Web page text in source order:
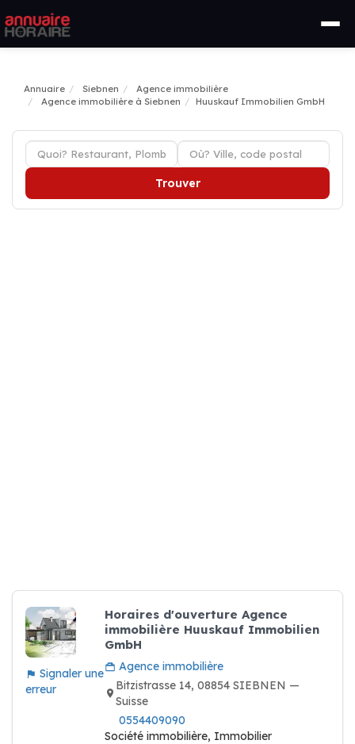
Annuaire Siebnen
Agence immobilière
Agence immobilière à Siebnen
Huuskauf Immobilien GmbH
Trouver
Signaler une
erreur
Horaires d'ouverture Agence
immobilière Huuskauf Immobilien
GmbH
Agence immobilière
Bitzistrasse 14, 08854 SIEBNEN —
Suisse
0554409090
Société immobilière, Immobilier